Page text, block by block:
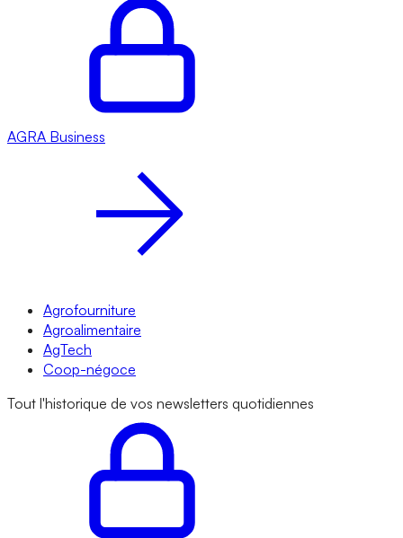
AGRA Business
Agrofourniture
Agroalimentaire
AgTech
Coop-négoce
Tout l'historique de vos newsletters quotidiennes